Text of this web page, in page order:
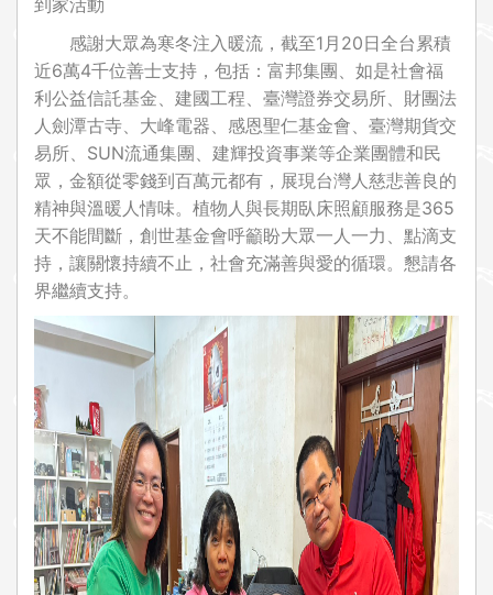
到家活動
感謝大眾為寒冬注入暖流，截至1月20日全台累積
近6萬4千位善士支持，包括：富邦集團、如是社會福
利公益信託基金、建國工程、臺灣證券交易所、財團法
人劍潭古寺、大峰電器、感恩聖仁基金會、臺灣期貨交
易所、SUN流通集團、建輝投資事業等企業團體和民
眾，金額從零錢到百萬元都有，展現台灣人慈悲善良的
精神與溫暖人情味。植物人與長期臥床照顧服務是365
天不能間斷，創世基金會呼籲盼大眾一人一力、點滴支
持，讓關懷持續不止，社會充滿善與愛的循環。懇請各
界繼續支持。